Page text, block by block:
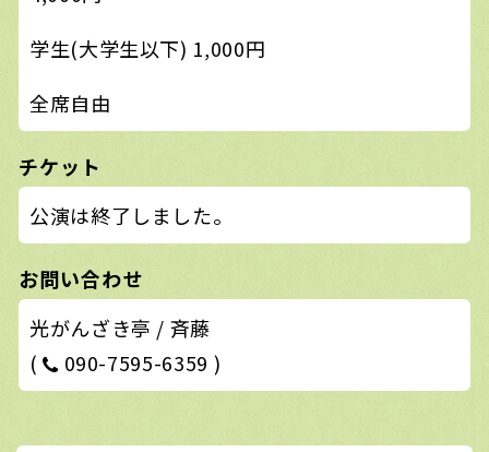
学生(大学生以下) 1,000円
全席自由
チケット
公演は終了しました。
お問い合わせ
光がんざき亭 / 斉藤
( 090-7595-6359 )